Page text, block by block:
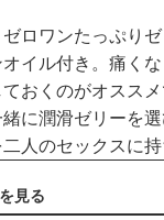
ロワンたっぷり
イル付き。痛く
おくのがオススメ
に潤滑ゼリーを
人のセックスに
見る